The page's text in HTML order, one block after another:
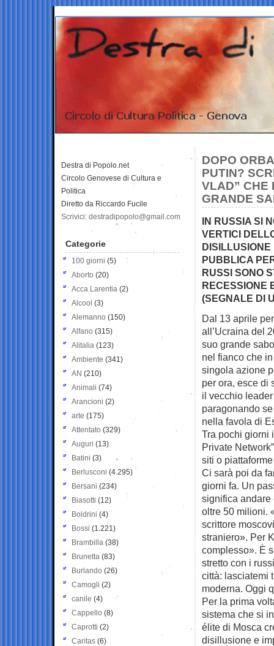
DOPO
PUTIN?
VLAD” CHE
GRANDE
IN RUSSIA SI
VERTICI
DISILLUSIONE
PUBBLICA
RUSSI SONO
RECESSIONE
(SEGNALE DI
Dal 13 aprile
all’Ucraina del
suo grande
nel fianco che
singola azione
per ora, esce di
il vecchio
paragonando
nella favola di
Tra pochi giorni
Private
siti o
Ci sarà poi da
giorni fa. Un
significa andare
oltre 50 milioni.
scrittore
straniero». Per
complesso». È
stretto con i
città: lasciatemi
moderna. Oggi
Per la prima
sistema che si
élite di Mosca
disillusione e
Destra di Popolo.net
Circolo Genovese di Cultura e
Politica
Diretto da Riccardo Fucile
Scrivici: destradipopolo@gmail.com
Categorie
100 giorni (5)
Aborto (20)
Acca Larentia (2)
Alcool (3)
Alemanno (150)
Alfano (315)
Alitalia (123)
Ambiente (341)
AN (210)
Animali (74)
Arancioni (2)
arte (175)
Attentato (329)
Auguri (13)
Batini (3)
Berlusconi (4.295)
Bersani (234)
Biasotti (12)
Boldrini (4)
Bossi (1.221)
Brambilla (38)
Brunetta (83)
Burlando (26)
Camogli (2)
canile (4)
Cappello (8)
Caprotti (2)
Caritas (6)